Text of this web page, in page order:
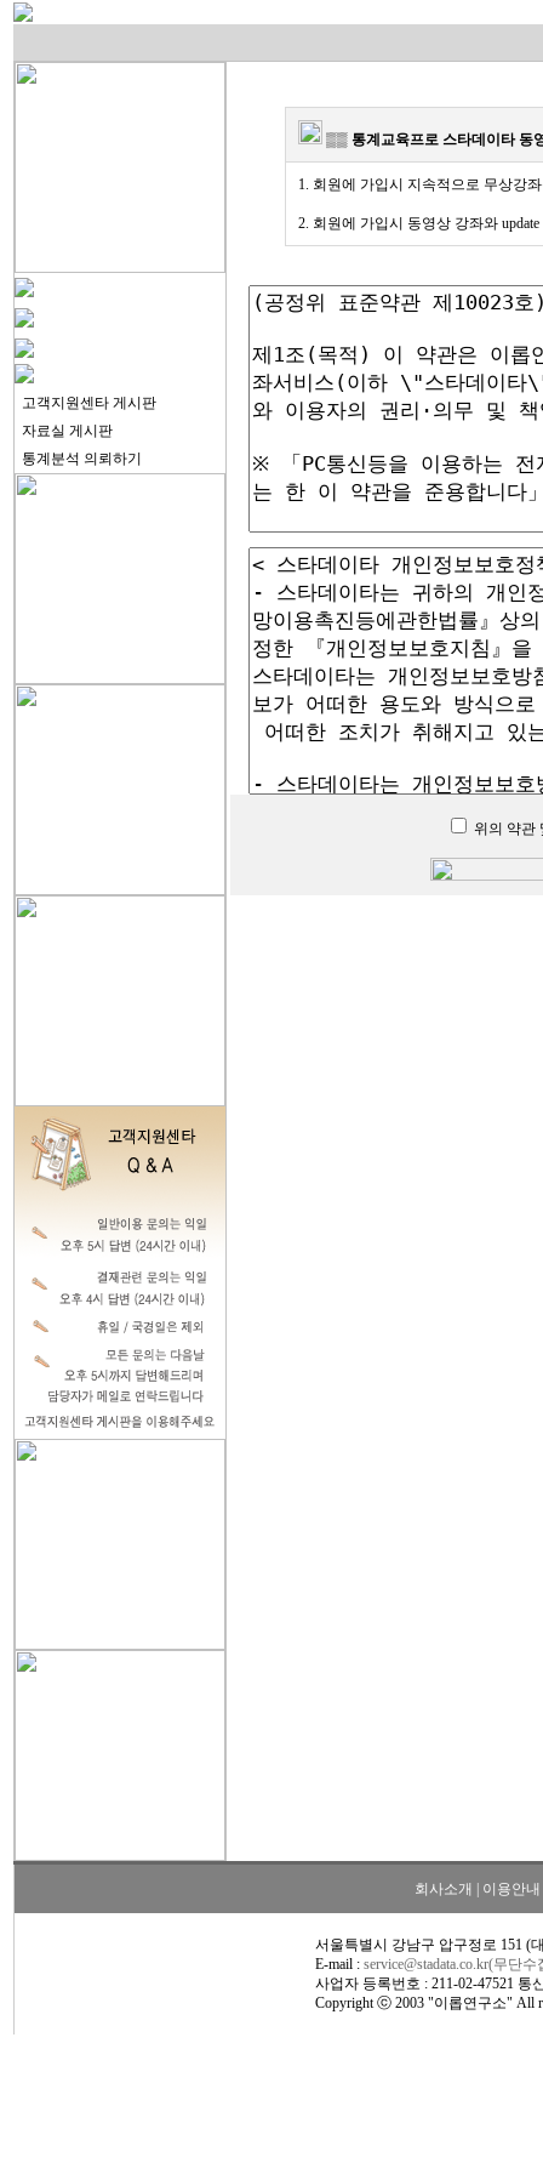
고객지원센타 게시판
자료실 게시판
통계분석 의뢰하기
▒▒ 통계교육프로 스타데이타 동
1. 회원에 가입시 지속적으로 무상강
2. 회원에 가입시 동영상 강좌와
위의 약관
회사소개 이용안내
서울특별시 강남구 압구정로 151 (
E-mail : service@stadata.co.kr(무단
사업자 등록번호 : 211-02-47521 통
Copyright ⓒ 2003 "이롭연구소" All